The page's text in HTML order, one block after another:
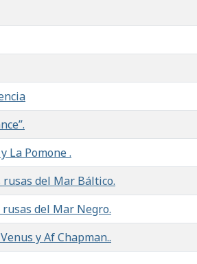
La Pomone .
del Mar Báltico.
del Mar Negro.
y Af Chapman..